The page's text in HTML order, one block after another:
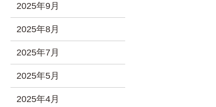
2025年9月
2025年8月
2025年7月
2025年5月
2025年4月